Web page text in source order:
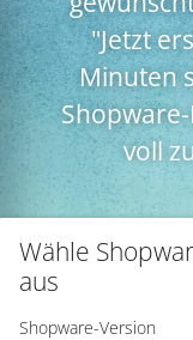
"Jetzt
Minuten
voll
Wähle
aus
Shopware-Version